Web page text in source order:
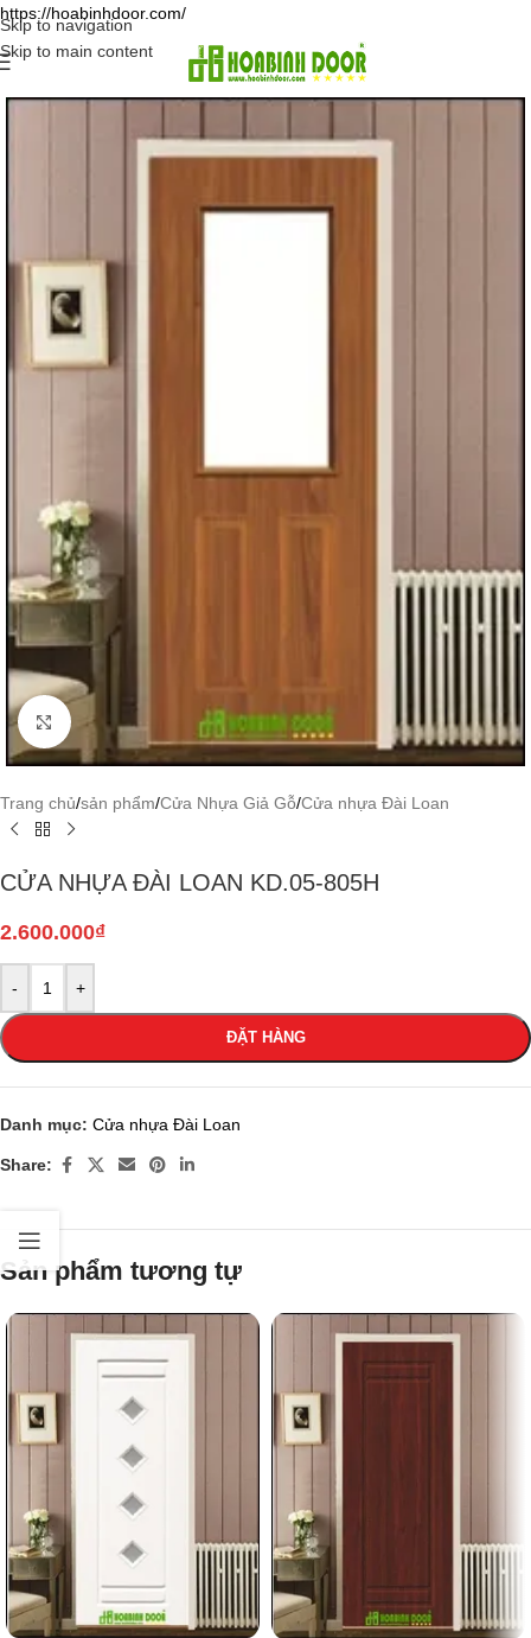
https://hoabinhdoor.com/
Skip to navigation
Skip to main content
Click to enlarge
Trang chủ/sản phẩm/Cửa Nhựa Giả Gỗ/Cửa nhựa Đài Loan
CỬA NHỰA ĐÀI LOAN KD.05-805H
2.600.000₫
- +
ĐẶT HÀNG
Danh mục: Cửa nhựa Đài Loan
Share:
Sản phẩm tương tự